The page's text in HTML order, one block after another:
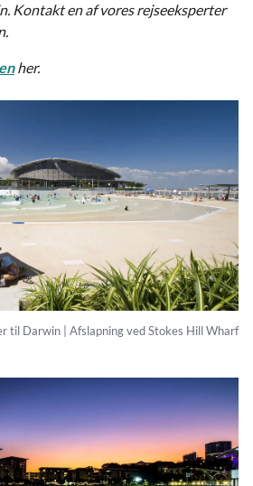
Kontakt en af vores rejseeksperter
her.
til Darwin | Afslapning ved Stokes Hill Wharf